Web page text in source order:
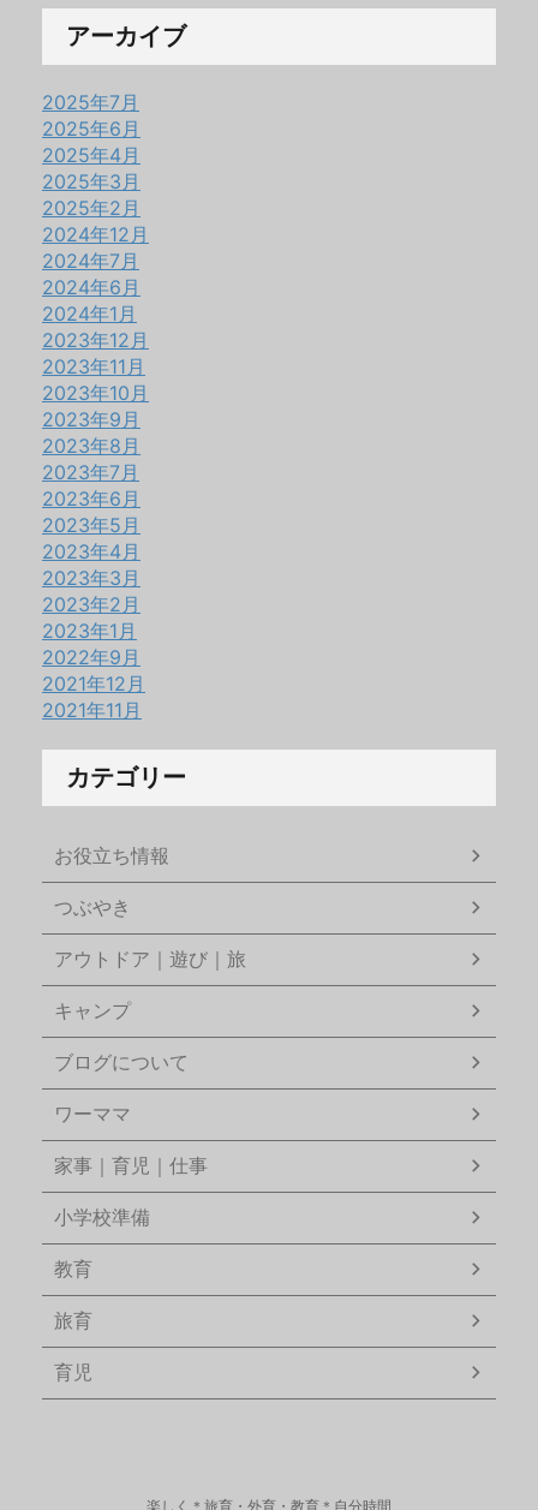
アーカイブ
2025年7月
2025年6月
2025年4月
2025年3月
2025年2月
2024年12月
2024年7月
2024年6月
2024年1月
2023年12月
2023年11月
2023年10月
2023年9月
2023年8月
2023年7月
2023年6月
2023年5月
2023年4月
2023年3月
2023年2月
2023年1月
2022年9月
2021年12月
2021年11月
カテゴリー
お役立ち情報
つぶやき
アウトドア｜遊び｜旅
キャンプ
ブログについて
ワーママ
家事｜育児｜仕事
小学校準備
教育
旅育
育児
楽しく＊旅育・外育・教育＊自分時間